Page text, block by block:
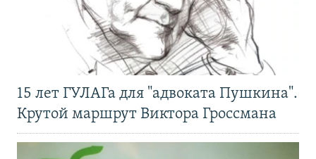
15 лет ГУЛАГа для "адвоката Пушкина".
Крутой маршрут Виктора Гроссмана